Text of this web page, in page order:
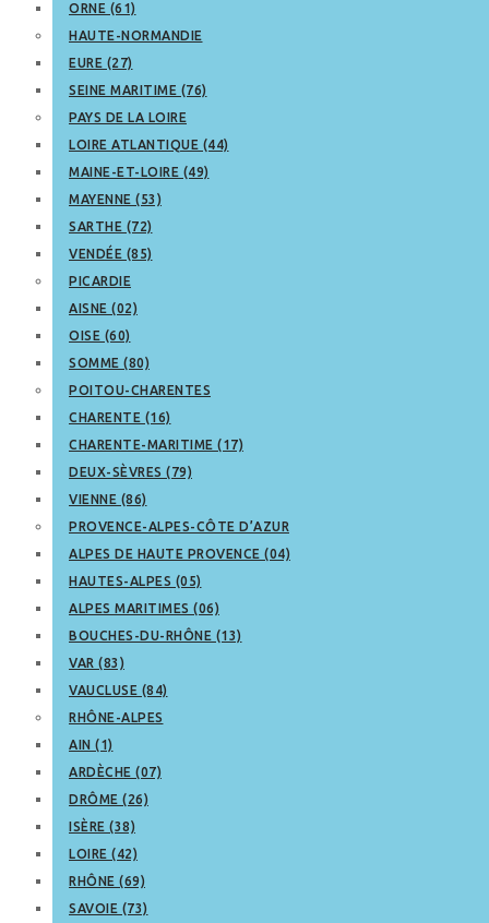
ORNE (61)
HAUTE-NORMANDIE
EURE (27)
SEINE MARITIME (76)
PAYS DE LA LOIRE
LOIRE ATLANTIQUE (44)
MAINE-ET-LOIRE (49)
MAYENNE (53)
SARTHE (72)
VENDÉE (85)
PICARDIE
AISNE (02)
OISE (60)
SOMME (80)
POITOU-CHARENTES
CHARENTE (16)
CHARENTE-MARITIME (17)
DEUX-SÈVRES (79)
VIENNE (86)
PROVENCE-ALPES-CÔTE D’AZUR
ALPES DE HAUTE PROVENCE (04)
HAUTES-ALPES (05)
ALPES MARITIMES (06)
BOUCHES-DU-RHÔNE (13)
VAR (83)
VAUCLUSE (84)
RHÔNE-ALPES
AIN (1)
ARDÈCHE (07)
DRÔME (26)
ISÈRE (38)
LOIRE (42)
RHÔNE (69)
SAVOIE (73)